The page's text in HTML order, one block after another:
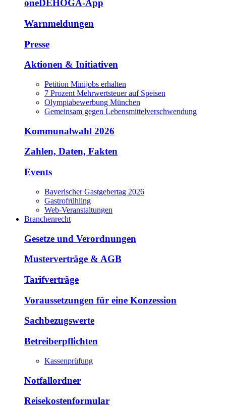
oneDEHOGA-App
Warnmeldungen
Presse
Aktionen & Initiativen
Petition Minijobs erhalten
7 Prozent Mehrwertsteuer auf Speisen
Olympiabewerbung München
Gemeinsam gegen Lebensmittelverschwendung
Kommunalwahl 2026
Zahlen, Daten, Fakten
Events
Bayerischer Gastgebertag 2026
Gastrofrühling
Web-Veranstaltungen
Branchenrecht
Gesetze und Verordnungen
Musterverträge & AGB
Tarifverträge
Voraussetzungen für eine Konzession
Sachbezugswerte
Betreiberpflichten
Kassenprüfung
Notfallordner
Reisekostenformular